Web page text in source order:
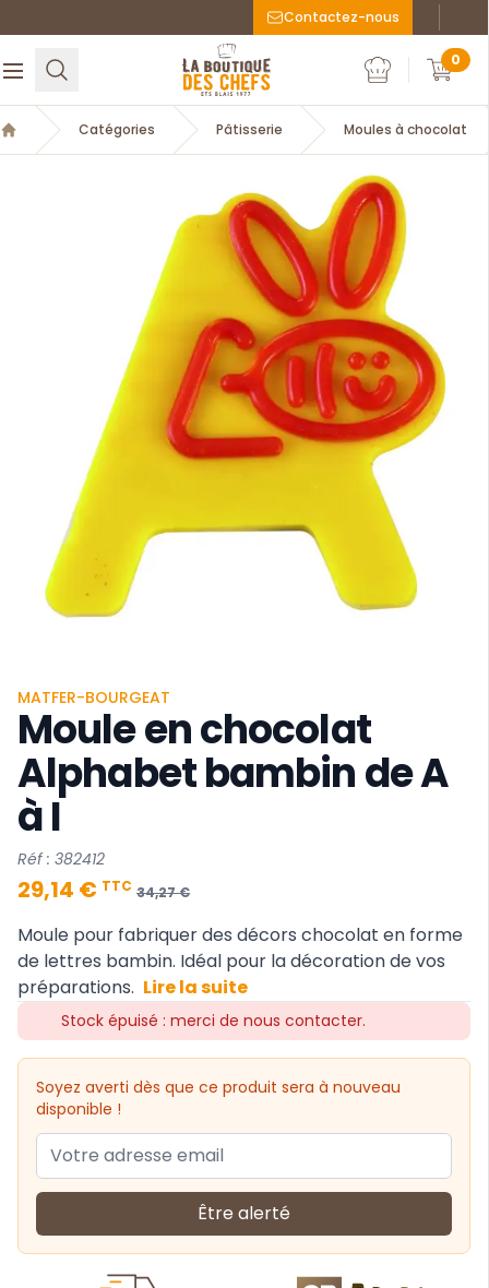
Contactez-nous
Ouvrir le menuRechercher
La Boutique des chefs
Mon compte
Mon
0
Accueil
Catégories Pâtisserie Moules à chocolat
MATFER-BOURGEAT
Moule en chocolat
Alphabet bambin de A
à I
Réf : 382412
29,14 € TTC 34,27 €
Moule pour fabriquer des décors chocolat en forme
de lettres bambin. Idéal pour la décoration de vos
préparations. Lire la suite
Stock épuisé : merci de nous contacter.
Soyez averti dès que ce produit sera à nouveau
disponible !
Être alerté